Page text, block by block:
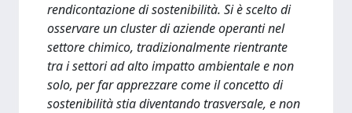
rendicontazione di sostenibilità. Si è scelto di
osservare un cluster di aziende operanti nel
settore chimico, tradizionalmente rientrante
tra i settori ad alto impatto ambientale e non
solo, per far apprezzare come il concetto di
sostenibilità stia diventando trasversale, e non